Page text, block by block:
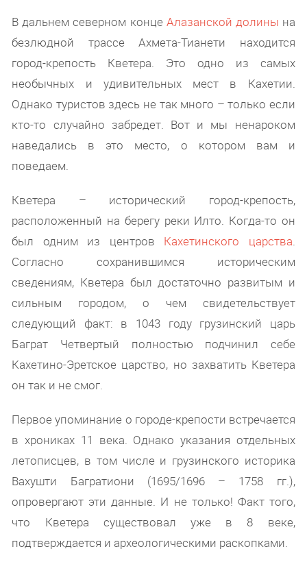
В дальнем северном конце Алазанской долины на
безлюдной трассе Ахмета-Тианети находится
город-крепость Кветера. Это одно из самых
необычных и удивительных мест в Кахетии.
Однако туристов здесь не так много – только если
кто-то случайно забредет. Вот и мы ненароком
наведались в это место, о котором вам и
поведаем.
Кветера – исторический город-крепость,
расположенный на берегу реки Илто. Когда-то он
был одним из центров Кахетинского царства.
Согласно сохранившимся историческим
сведениям, Кветера был достаточно развитым и
сильным городом, о чем свидетельствует
следующий факт: в 1043 году грузинский царь
Баграт Четвертый полностью подчинил себе
Кахетино-Эретское царство, но захватить Кветера
он так и не смог.
Первое упоминание о городе-крепости встречается
в хрониках 11 века. Однако указания отдельных
летописцев, в том числе и грузинского историка
Вахушти Багратиони (1695/1696 – 1758 гг.),
опровергают эти данные. И не только! Факт того,
что Кветера существовал уже в 8 веке,
подтверждается и археологическими раскопками.